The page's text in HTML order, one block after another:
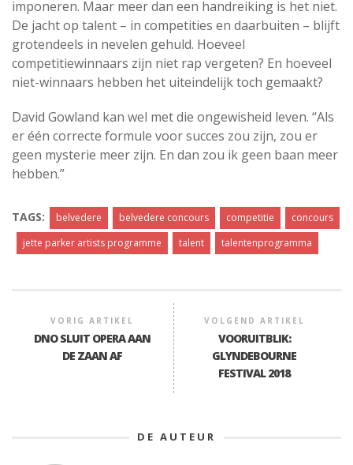
imponeren. Maar meer dan een handreiking is het niet.
De jacht op talent – in competities en daarbuiten – blijft
grotendeels in nevelen gehuld. Hoeveel
competitiewinnaars zijn niet rap vergeten? En hoeveel
niet-winnaars hebben het uiteindelijk toch gemaakt?
David Gowland kan wel met die ongewisheid leven. “Als
er één correcte formule voor succes zou zijn, zou er
geen mysterie meer zijn. En dan zou ik geen baan meer
hebben.”
TAGS: belvedere belvedere concours competitie
concours
jette parker artists programme
talent talentenprogramma
VORIG ARTIKEL
DNO SLUIT OPERA AAN
DE ZAAN AF
VOLGEND ARTIKEL
VOORUITBLIK:
GLYNDEBOURNE
FESTIVAL 2018
DE AUTEUR